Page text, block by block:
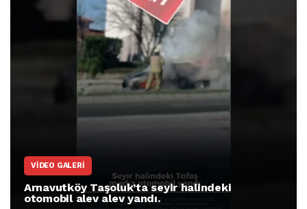
VIDEO GALERI
Arnavutköy Taşoluk’ta seyir halindeki
otomobil alev alev yandı.